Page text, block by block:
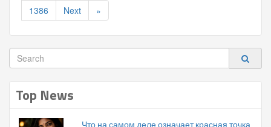
1386
Next »
Top News
Что на самом деле означает красная точка